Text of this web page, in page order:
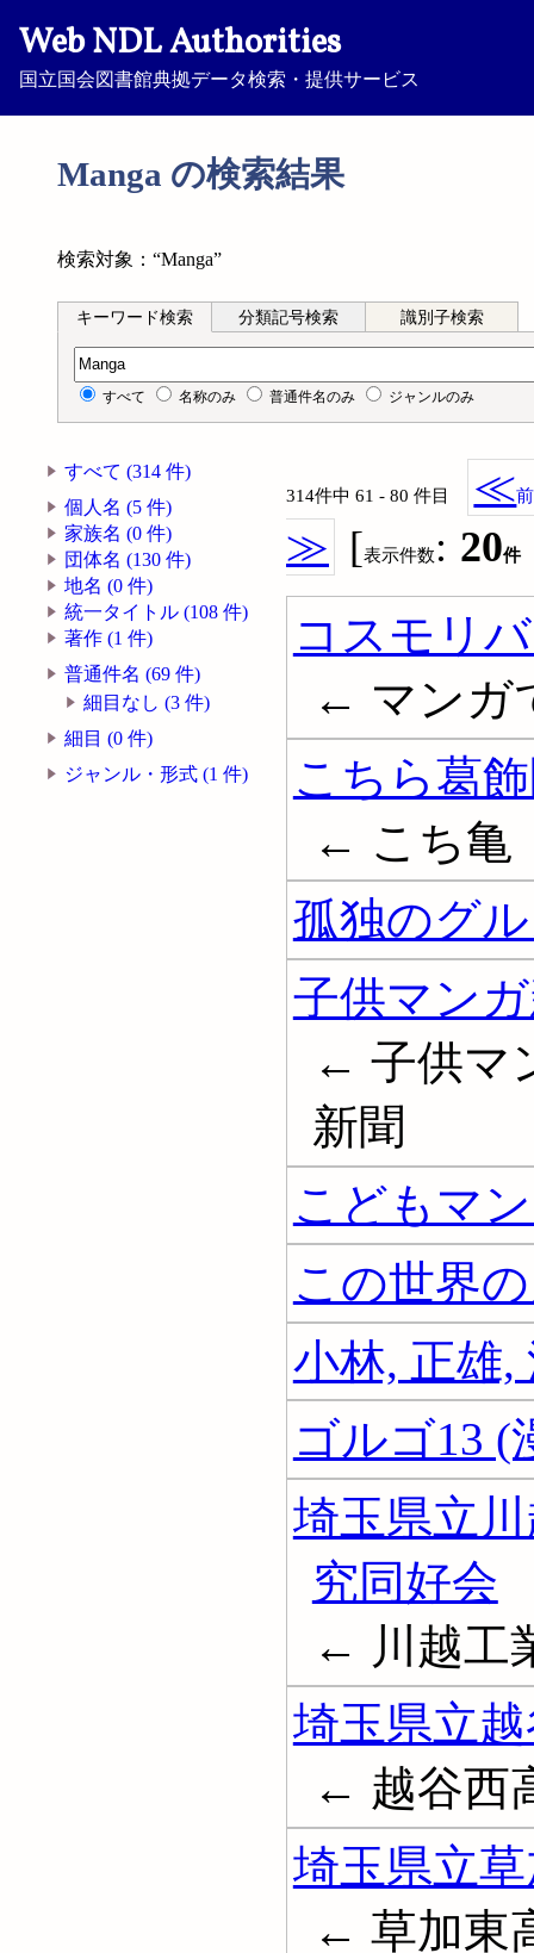
Web NDL Authorities
国立国会図書館典拠データ検索・提供サービス
Manga の検索結果
検索対象：“Manga”
キーワード検索 分類記号検索 識別子検索
キーワード検索
すべて 名称のみ 普通件名のみ ジャンルのみ
すべて (314 件)
個人名 (5 件)
家族名 (0 件)
団体名 (130 件)
地名 (0 件)
統一タイトル (108 件)
著作 (1 件)
普通件名 (69 件)
細目なし (3 件)
細目 (0 件)
ジャンル・形式 (1 件)
314件中 61 - 80 件目 ≪前
≫ [表示件数 : 20件
コスモリ
← マンガ
こちら葛
← こち亀
孤独のグ
子供マン
← 子供マ
新聞
こどもマ
この世界
小林, 正雄,
ゴルゴ13 (
埼玉県立
究同好会
← 川越工
埼玉県立
← 越谷西
埼玉県立
← 草加東